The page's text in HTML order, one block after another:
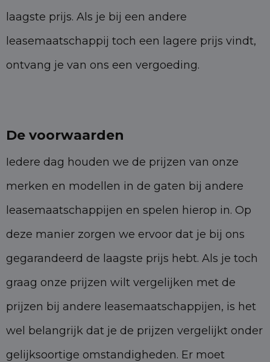
laagste prijs. Als je bij een andere
leasemaatschappij toch een lagere prijs vindt,
ontvang je van ons een vergoeding.
De voorwaarden
Iedere dag houden we de prijzen van onze
merken en modellen in de gaten bij andere
leasemaatschappijen en spelen hierop in. Op
deze manier zorgen we ervoor dat je bij ons
gegarandeerd de laagste prijs hebt. Als je toch
graag onze prijzen wilt vergelijken met de
prijzen bij andere leasemaatschappijen, is het
wel belangrijk dat je de prijzen vergelijkt onder
gelijksoortige omstandigheden. Er moet